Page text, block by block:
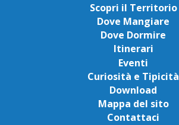
Scopri il Territorio
Dove Mangiare
Dove Dormire
Itinerari
Eventi
Curiosità e Tipicità
Download
Mappa del sito
Contattaci